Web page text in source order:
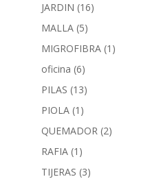
JARDIN (16)
MALLA (5)
MIGROFIBRA (1)
oficina (6)
PILAS (13)
PIOLA (1)
QUEMADOR (2)
RAFIA (1)
TIJERAS (3)